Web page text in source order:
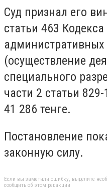
Суд признал его
статьи 463 Кодекса
(осуществление
специального
части 2 статьи
41 286 тенге.
Постановление
законную силу.
Если вы заметили ошибку, выделите
сообщить об этом редакции